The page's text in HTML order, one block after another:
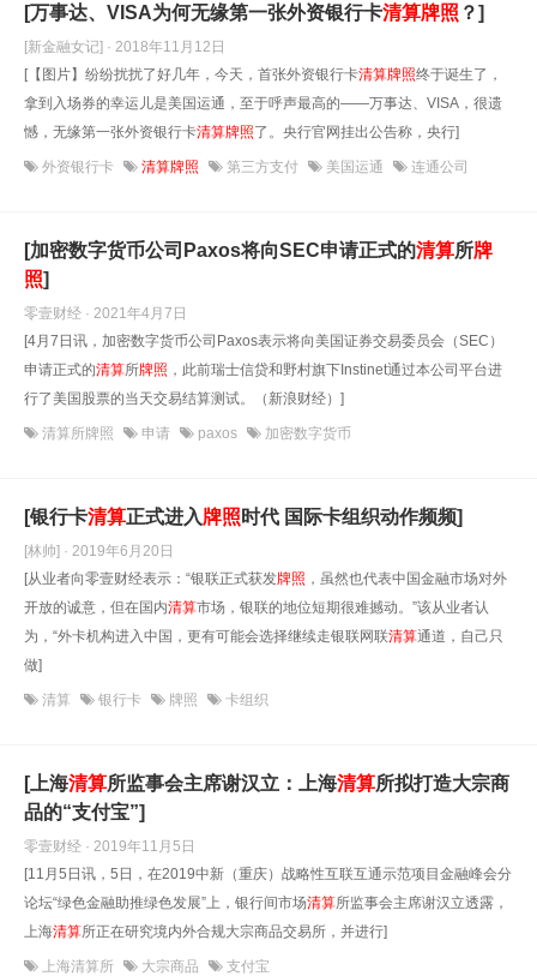
[万事达、VISA为何无缘第一张外资银行卡清算牌照 ？]
[新金融女记] · 2018年11月12日
[【图片】纷纷扰扰了好几年，今天，首张外资银行卡清算牌照终于诞生了，
拿到入场券的幸运儿是美国运通，至于呼声最高的——万事达、VISA，很遗
憾，无缘第一张外资银行卡清算牌照了。央行官网挂出公告称，央行]
外资银行卡 清算牌照 第三方支付 美国运通 连通公司
[加密数字货币公司Paxos将向SEC申请正式的清算所牌
照]
零壹财经 · 2021年4月7日
[4月7日讯，加密数字货币公司Paxos表示将向美国证券交易委员会（SEC）
申请正式的清算所牌照 ，此前瑞士信贷和野村旗下Instinet通过本公司平台进
行了美国股票的当天交易结算测试。（新浪财经）]
清算所牌照 申请 paxos 加密数字货币
[银行卡清算正式进入牌照 时代 国际卡组织动作频频]
[林帅] · 2019年6月20日
[从业者向零壹财经表示：“银联正式获发牌照 ，虽然也代表中国金融市场对外
开放的诚意，但在国内清算市场，银联的地位短期很难撼动。”该从业者认
为，“外卡机构进入中国，更有可能会选择继续走银联网联清算通道，自己只
做]
清算 银行卡 牌照 卡组织
[上海清算所监事会主席谢汉立：上海清算所拟打造大宗商
品的“支付宝”]
零壹财经 · 2019年11月5日
[11月5日讯，5日，在2019中新（重庆）战略性互联互通示范项目金融峰会分
论坛“绿色金融助推绿色发展”上，银行间市场清算所监事会主席谢汉立透露，
上海清算所正在研究境内外合规大宗商品交易所，并进行]
上海清算所 大宗商品 支付宝